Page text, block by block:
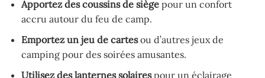
Apportez des coussins de siègepour un confort
accru autour du feu de camp.
Emportez un jeu de cartesou d’autres jeux de
camping pour des soirées amusantes.
Utilisez des lanternes solairespour un éclairage